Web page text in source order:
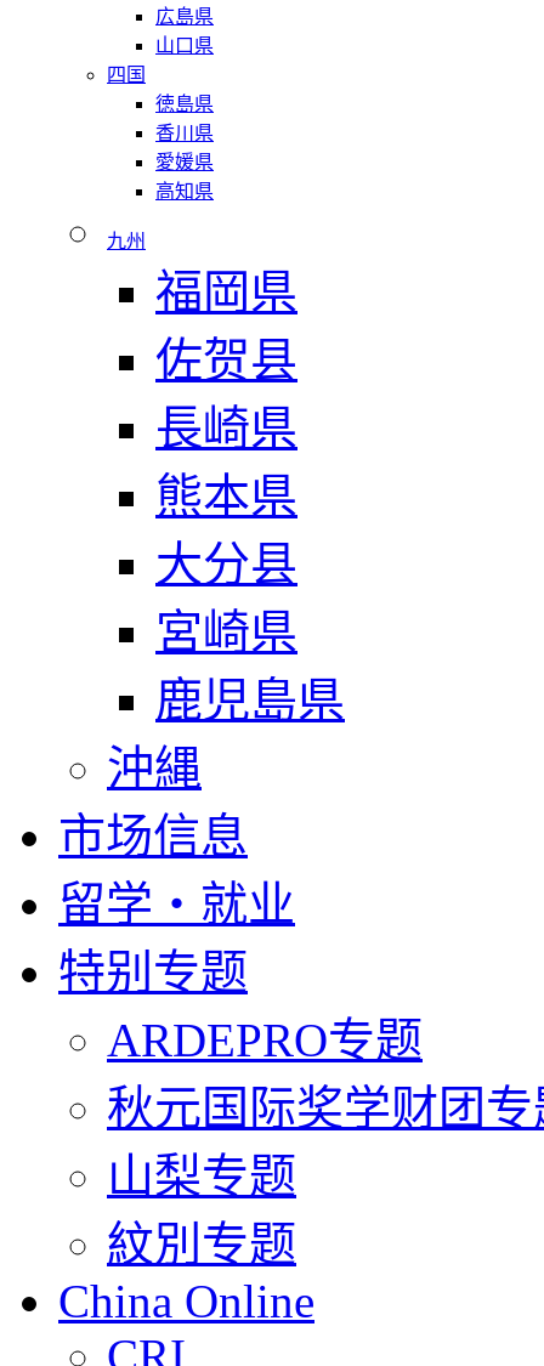
広島県
山口県
四国
徳島県
香川県
愛媛県
高知県
九州
福岡県
佐贺县
長崎県
熊本県
大分县
宮崎県
鹿児島県
沖縄
市场信息
留学・就业
特别专题
ARDEPRO专题
秋元国际奖学财团专
山梨专题
紋別专题
China Online